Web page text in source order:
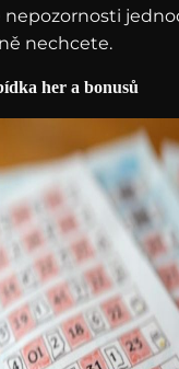
nepozornosti
nechcete.
her a bonusů